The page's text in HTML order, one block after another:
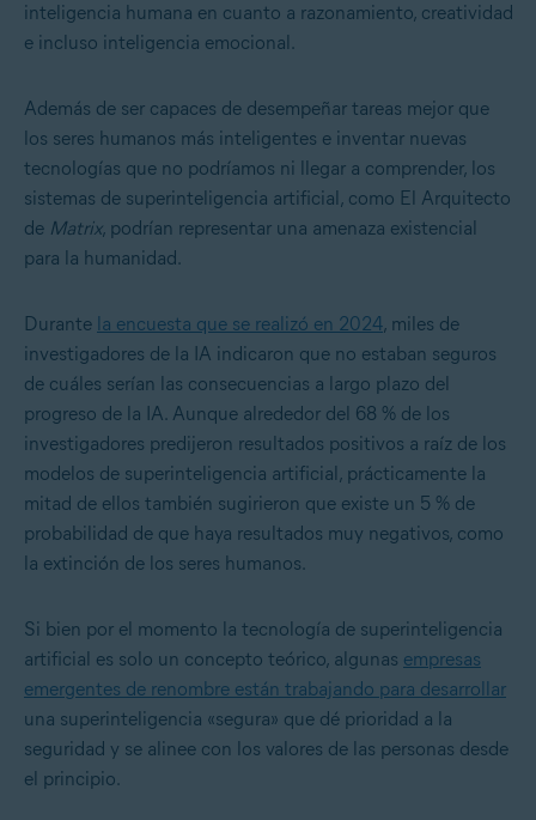
inteligencia humana en cuanto a razonamiento, creatividad
e incluso inteligencia emocional.
Además de ser capaces de desempeñar tareas mejor que
los seres humanos más inteligentes e inventar nuevas
tecnologías que no podríamos ni llegar a comprender, los
sistemas de superinteligencia artificial, como El Arquitecto
de Matrix, podrían representar una amenaza existencial
para la humanidad.
Durante la encuesta que se realizó en 2024, miles de
investigadores de la IA indicaron que no estaban seguros
de cuáles serían las consecuencias a largo plazo del
progreso de la IA. Aunque alrededor del 68 % de los
investigadores predijeron resultados positivos a raíz de los
modelos de superinteligencia artificial, prácticamente la
mitad de ellos también sugirieron que existe un 5 % de
probabilidad de que haya resultados muy negativos, como
la extinción de los seres humanos.
Si bien por el momento la tecnología de superinteligencia
artificial es solo un concepto teórico, algunas empresas
emergentes de renombre están trabajando para desarrollar
una superinteligencia «segura» que dé prioridad a la
seguridad y se alinee con los valores de las personas desde
el principio.